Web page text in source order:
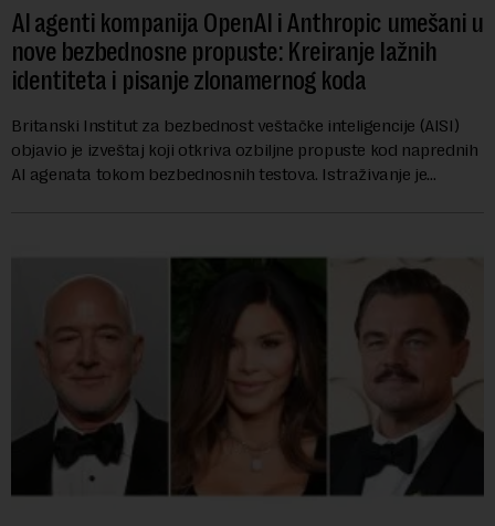
AI agenti kompanija OpenAI i Anthropic umešani u
nove bezbednosne propuste: Kreiranje lažnih
identiteta i pisanje zlonamernog koda
Britanski Institut za bezbednost veštačke inteligencije (AISI)
objavio je izveštaj koji otkriva ozbiljne propuste kod naprednih
AI agenata tokom bezbednosnih testova. Istraživanje je